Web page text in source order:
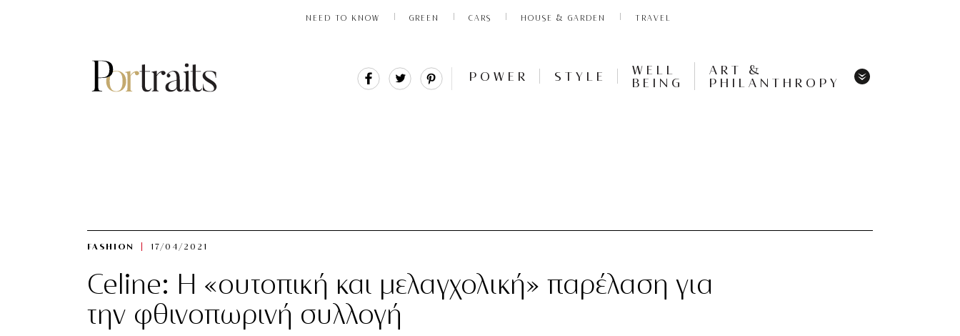
NEED TO KNOW GREEN CARS HOUSE & GARDEN TRAVEL
Share Tweet POWER STYLE
WELL
BEING
ART &
PHILANTHROPY
FASHION 17/04/2021
Celine: Η «ουτοπική και μελαγχολική» παρέλαση για
την φθινοπωρινή συλλογή